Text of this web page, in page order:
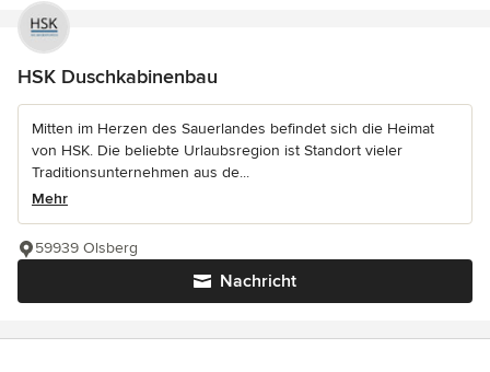
HSK Duschkabinenbau
Mitten im Herzen des Sauerlandes befindet sich die Heimat
von HSK. Die beliebte Urlaubsregion ist Standort vieler
Traditionsunternehmen aus de...
Mehr
Nachricht
59939 Olsberg